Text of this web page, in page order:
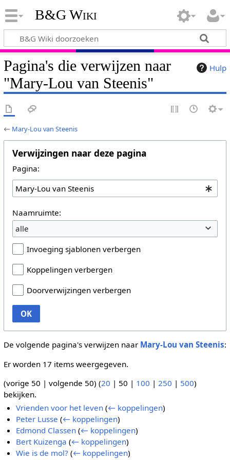
B&G Wiki
Hulp
Pagina's die verwijzen naar
"Mary-Lou van Steenis"
← Mary-Lou van Steenis
Verwijzingen naar deze pagina
Pagina:
Naamruimte:
alle
Invoeging sjablonen verbergen
Koppelingen verbergen
Doorverwijzingen verbergen
OK
De volgende pagina's verwijzen naar Mary-Lou van Steenis:
Er worden 17 items weergegeven.
(vorige 50 | volgende 50) (20 | 50 | 100 | 250 | 500)
bekijken.
Vrienden voor het leven (← koppelingen)
Peter Lusse (← koppelingen)
Edmond Classen (← koppelingen)
Bert Kuizenga (← koppelingen)
Wie is de mol? (← koppelingen)